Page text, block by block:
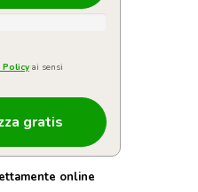
Policy ai sensi
online